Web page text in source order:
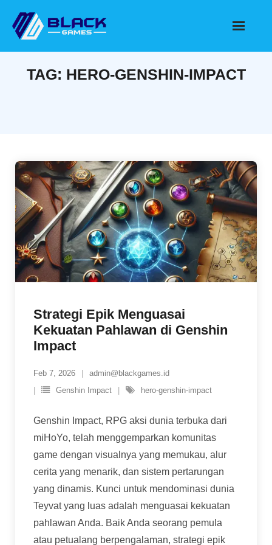
content
TAG: HERO-GENSHIN-IMPACT
Strategi Epik Menguasai
Kekuatan Pahlawan di Genshin
Impact
Feb 7, 2026
admin@blackgames.id
Genshin Impact
hero-genshin-impact
Genshin Impact, RPG aksi dunia terbuka dari
miHoYo, telah menggemparkan komunitas
game dengan visualnya yang memukau, alur
cerita yang menarik, dan sistem pertarungan
yang dinamis. Kunci untuk mendominasi dunia
Teyvat yang luas adalah menguasai kekuatan
pahlawan Anda. Baik Anda seorang pemula
atau petualang berpengalaman, strategi epik